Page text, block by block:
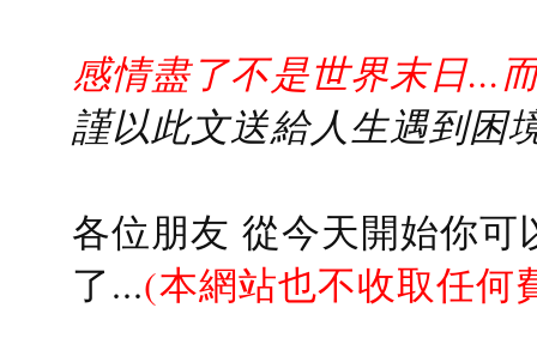
感情盡了不是世界末日...
謹以此文送給人生遇到困
各位朋友 從今天開始你
了...(本網站也不收取任何